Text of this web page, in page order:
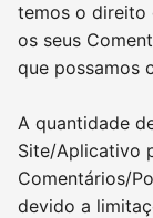
temos o direito
os seus
que possamos
A quantidade
Site/Aplicativo
Comentários/
devido a